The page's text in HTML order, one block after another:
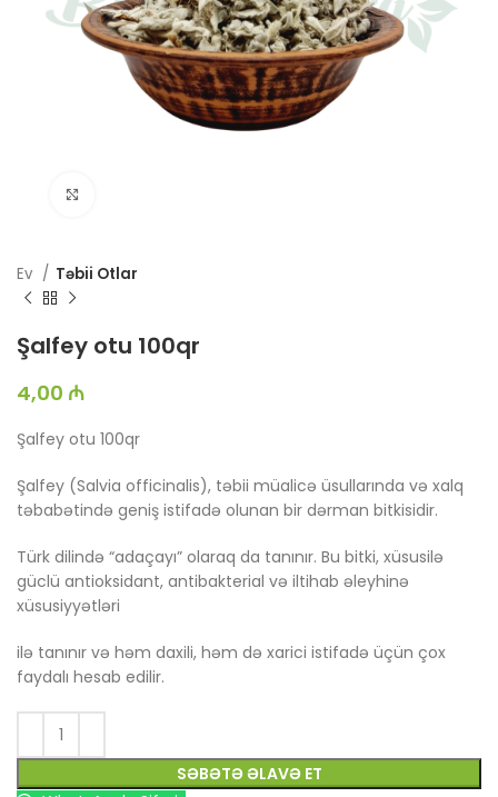
Ev Təbii Otlar
Şalfey otu 100qr
4,00 ₼
Şalfey otu 100qr
Şalfey (Salvia officinalis), təbii müalicə üsullarında və xalq
təbabətində geniş istifadə olunan bir dərman bitkisidir.
Türk dilində “adaçayı” olaraq da tanınır. Bu bitki, xüsusilə
güclü antioksidant, antibakterial və iltihab əleyhinə
xüsusiyyətləri
ilə tanınır və həm daxili, həm də xarici istifadə üçün çox
faydalı hesab edilir.
SƏBƏTƏ ƏLAVƏ ET